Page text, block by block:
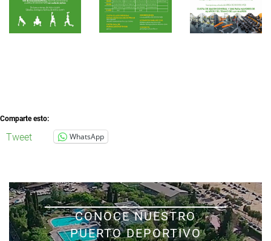
Comparte esto:
Tweet WhatsApp
CONOCE NUESTRO
PUERTO DEPORTIVO